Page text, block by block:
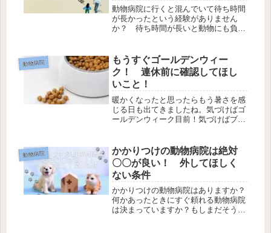
動物病院に行くと混んでいて待ち時間
が長かったという経験がありません
か？ 待ち時間が長いと動物にも負担
いてまとめてみました。
動物病院
もうすぐゴールデンウィー
ク！ 連休前に確認してほし
いこと！
暖かくなったと思ったらもう暑さを感
じる日も出てきましたね。気づけばゴ
ールデンウィーク目前！気づけばブロ
や療法食を卸す業者さんも休みになり
ます。よく連休間近になってフードの
注...
動物病院
かかりつけの動物病院は絶対
〇〇が良い！ 外してほしく
ない条件
かかりつけの動物病院はありますか？
何かあったときにすぐ頼れる動物病院
は決まっていますか？もしまだそうい